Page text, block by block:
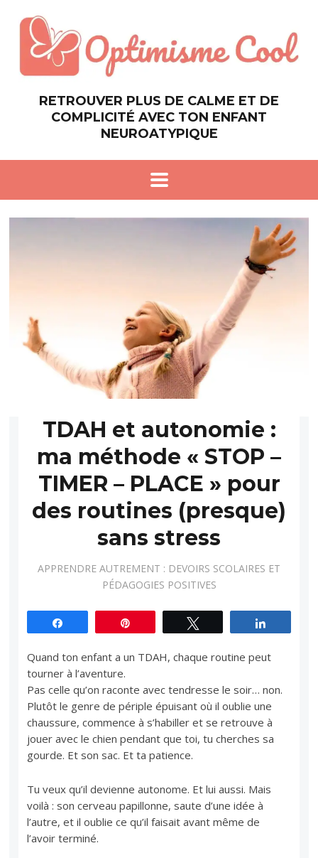
RETROUVER PLUS DE CALME ET DE
COMPLICITÉ AVEC TON ENFANT
NEUROATYPIQUE
TDAH et autonomie :
ma méthode « STOP –
TIMER – PLACE » pour
des routines (presque)
sans stress
APPRENDRE AUTREMENT : DEVOIRS SCOLAIRES ET
PÉDAGOGIES POSITIVES
Quand ton enfant a un TDAH, chaque routine peut
tourner à l’aventure.
Pas celle qu’on raconte avec tendresse le soir… non.
Plutôt le genre de périple épuisant où il oublie une
chaussure, commence à s’habiller et se retrouve à
jouer avec le chien pendant que toi, tu cherches sa
gourde. Et son sac. Et ta patience.
Tu veux qu’il devienne autonome. Et lui aussi. Mais
voilà : son cerveau papillonne, saute d’une idée à
l’autre, et il oublie ce qu’il faisait avant même de
l’avoir terminé.